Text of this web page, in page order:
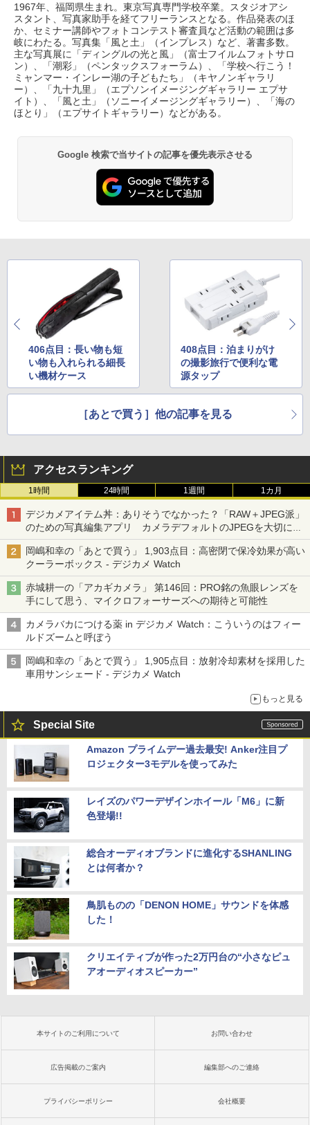
1967年、福岡県生まれ。東京写真専門学校卒業。スタジオアシ
スタント、写真家助手を経てフリーランスとなる。作品発表のほ
か、セミナー講師やフォトコンテスト審査員など活動の範囲は多
岐にわたる。写真集「風と土」（インプレス）など、著書多数。
主な写真展に「ディングルの光と風」（富士フイルムフォトサロ
ン）、「潮彩」（ペンタックスフォーラム）、「学校へ行こう！
ミャンマー・インレー湖の子どもたち」（キヤノンギャラリ
ー）、「九十九里」（エプソンイメージングギャラリー エプサ
イト）、「風と土」（ソニーイメージングギャラリー）、「海の
ほとり」（エプサイトギャラリー）などがある。
Google 検索で当サイトの記事を優先表示させる
406点目：長い物も短
い物も入れられる細長
い機材ケース
408点目：泊まりがけ
の撮影旅行で便利な電
源タップ
［あとで買う］他の記事を見る
アクセスランキング
1時間 24時間 1週間 1カ月
デジカメアイテム丼：ありそうでなかった？「RAW＋JPEG派」
のための写真編集アプリ カメラデフォルトのJPEGを大切にす
る「Filmator」
岡嶋和幸の「あとで買う」 1,903点目：高密閉で保冷効果が高い
クーラーボックス - デジカメ Watch
赤城耕一の「アカギカメラ」 第146回：PRO銘の魚眼レンズを
手にして思う、マイクロフォーサーズへの期待と可能性
カメラバカにつける薬 in デジカメ Watch：こういうのはフィー
ルドズームと呼ぼう
岡嶋和幸の「あとで買う」 1,905点目：放射冷却素材を採用した
車用サンシェード - デジカメ Watch
もっと見る
Special Site
Amazon プライムデー過去最安! Anker注目プ
ロジェクター3モデルを使ってみた
レイズのパワーデザインホイール「M6」に新
色登場!!
総合オーディオブランドに進化するSHANLING
とは何者か？
鳥肌ものの「DENON HOME」サウンドを体感
した！
クリエイティブが作った2万円台の“小さなピュ
アオーディオスピーカー”
本サイトのご利用について お問い合わせ
広告掲載のご案内 編集部へのご連絡
プライバシーポリシー 会社概要